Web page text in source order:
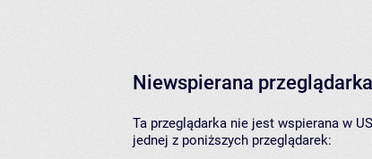
Niewspierana przeglądarka
Ta przeglądarka nie jest wspierana w
jednej z poniższych przeglądarek: